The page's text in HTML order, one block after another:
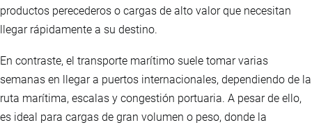
productos perecederos o cargas de alto valor que necesitan
llegar rápidamente a su destino.
En contraste, el transporte marítimo suele tomar varias
semanas en llegar a puertos internacionales, dependiendo de la
ruta marítima, escalas y congestión portuaria. A pesar de ello,
es ideal para cargas de gran volumen o peso, donde la